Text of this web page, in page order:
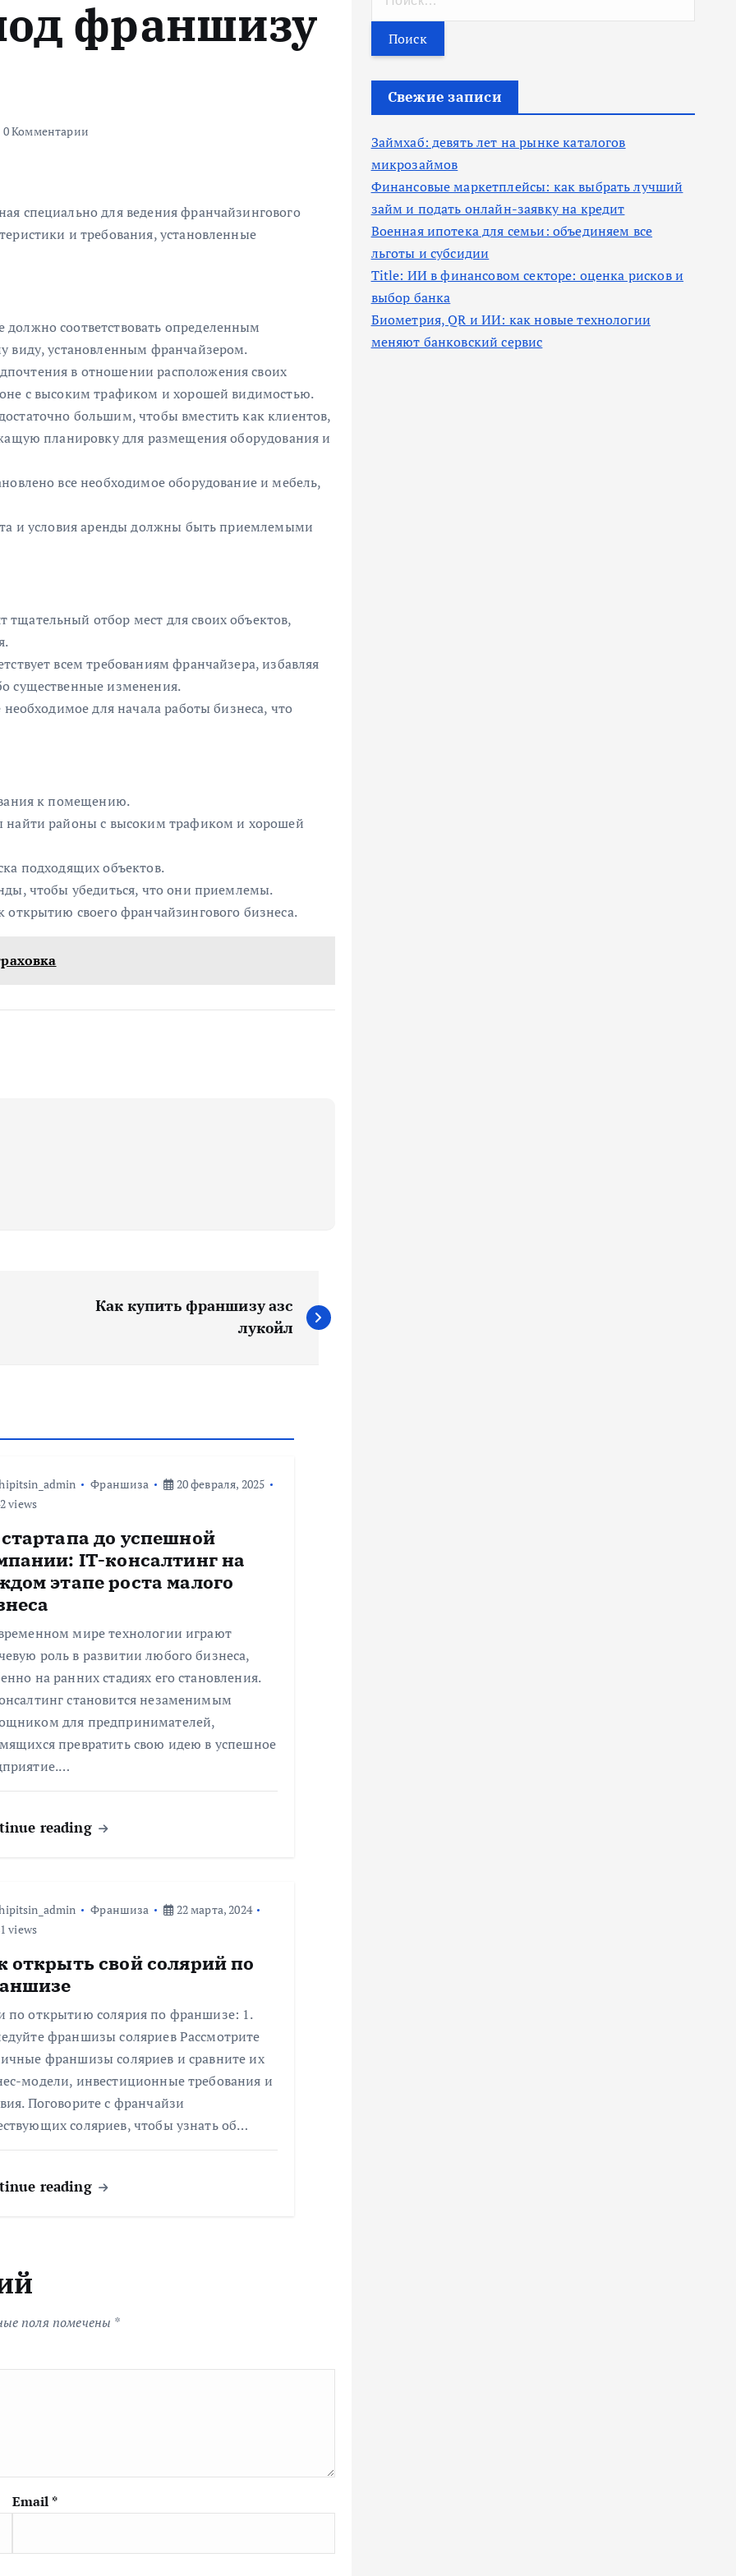
франшизу
0 Комментарии
специально для ведения франчайзингового
и требования, установленные
соответствовать определенным
виду, установленным франчайзером.
в отношении расположения своих
с высоким трафиком и хорошей видимостью.
большим, чтобы вместить как клиентов,
планировку для размещения оборудования и
все необходимое оборудование и мебель,
и условия аренды должны быть приемлемыми
отбор мест для своих объектов,
всем требованиям франчайзера, избавляя
существенные изменения.
для начала работы бизнеса, что
к помещению.
найти районы с высоким трафиком и хорошей
подходящих объектов.
чтобы убедиться, что они приемлемы.
своего франчайзингового бизнеса.
Как купить франшизу азс
лукойл
Франшиза
20 февраля, 2025
views
до успешной
IT-консалтинг на
этапе роста малого
мире технологии играют
роль в развитии любого бизнеса,
на ранних стадиях его становления.
становится незаменимым
для предпринимателей,
превратить свою идею в успешное
reading
Франшиза
22 марта, 2024
views
открыть свой солярий по
по открытию солярия по франшизе: 1.
франшизы соляриев Рассмотрите
франшизы соляриев и сравните их
модели, инвестиционные требования и
Поговорите с франчайзи
соляриев, чтобы узнать об…
reading
поля помечены *
Email *
т
и
Свежие записи
Займхаб: девять лет на рынке каталогов
микрозаймов
Финансовые маркетплейсы: как выбрать лучший
займ и подать онлайн-заявку на кредит
Военная ипотека для семьи: объединяем все
льготы и субсидии
Title: ИИ в финансовом секторе: оценка рисков и
выбор банка
Биометрия, QR и ИИ: как новые технологии
меняют банковский сервис